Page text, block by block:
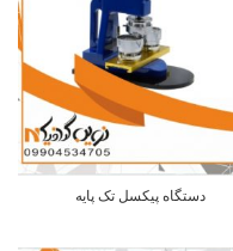
دستگاه پیکسل تک پایه